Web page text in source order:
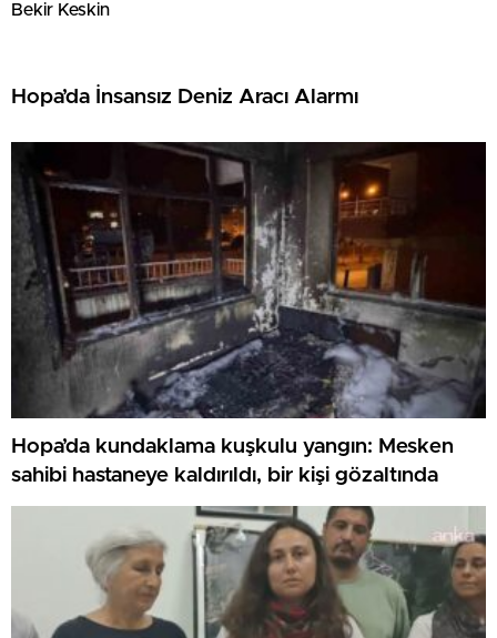
Bekir Keskin
Hopa’da İnsansız Deniz Aracı Alarmı
Hopa’da kundaklama kuşkulu yangın: Mesken
sahibi hastaneye kaldırıldı, bir kişi gözaltında